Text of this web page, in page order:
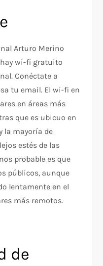
Arturo Merino
hay wi-fi gratuito
Conéctate a
tu email. El wi-fi en
en áreas más
que es ubicuo en
la mayoría de
estés de las
probable es que
públicos, aunque
lentamente en el
más remotos.
de